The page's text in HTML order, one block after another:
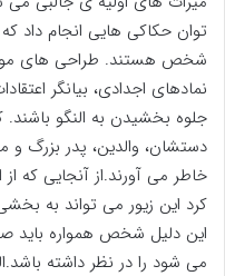
توان حكاكی هایی انجام داد
شخص هستند. طراحی های
نمادهای اجدادی، بیانگر
جلوه بخشیدن به النگو باشند.
دستشان، والدین، پدر بزرگ
خاطر می آورند.از آنجایی كه
كرد این زیور می تواند به
این دلیل شخص همواره باید
می شود را در نظر داشته